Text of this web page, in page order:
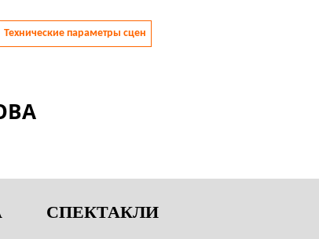
Технические параметры сцен
СПЕКТАКЛИ